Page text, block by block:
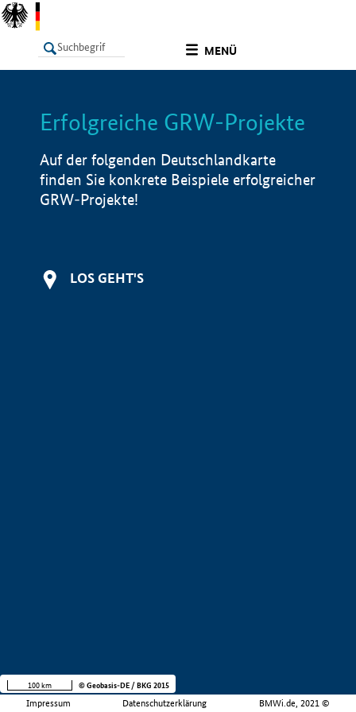
MENÜ
LISTE Info
Erfolgreiche GRW-Projekte
Auf der folgenden Deutschlandkarte
finden Sie konkrete Beispiele erfolgreicher
GRW-Projekte!
LOS GEHT'S
Impressum Datenschutzerklärung BMWi.de, 2021 ©
100 km © Geobasis-DE / BKG 2015